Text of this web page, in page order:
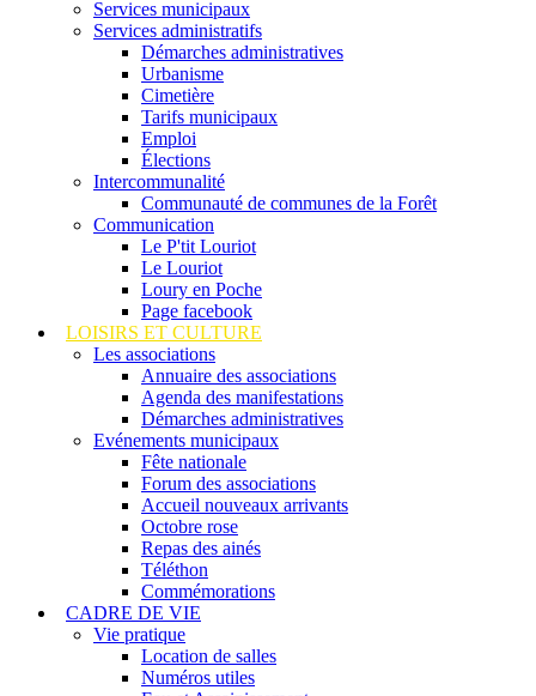
Services municipaux
Services administratifs
Démarches administratives
Urbanisme
Cimetière
Tarifs municipaux
Emploi
Élections
Intercommunalité
Communauté de communes de la Forêt
Communication
Le P'tit Louriot
Le Louriot
Loury en Poche
Page facebook
LOISIRS ET CULTURE
Les associations
Annuaire des associations
Agenda des manifestations
Démarches administratives
Evénements municipaux
Fête nationale
Forum des associations
Accueil nouveaux arrivants
Octobre rose
Repas des ainés
Téléthon
Commémorations
CADRE DE VIE
Vie pratique
Location de salles
Numéros utiles